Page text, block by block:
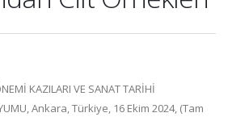
KAZILARI VE SANAT TARİHİ
Ankara, Türkiye, 16 Ekim 2024, (Tam